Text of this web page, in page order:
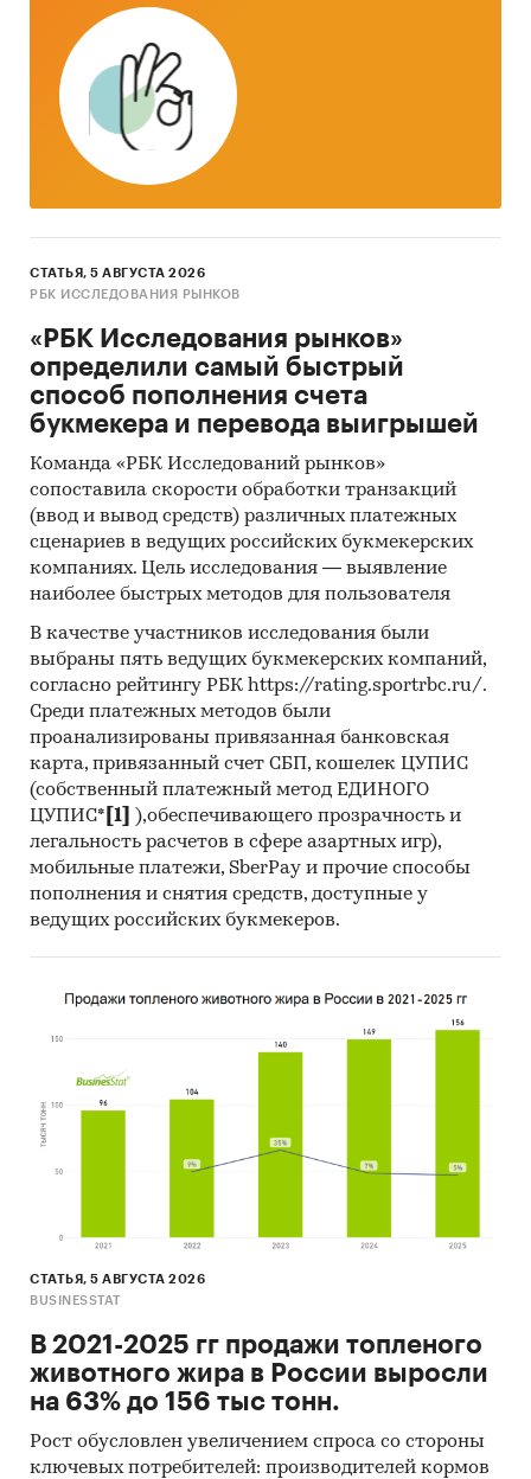
эксплуатация и объем покупок столов
баланс спроса и предложения, складские
запасы столов
В обзоре приведена детализация
производства по видам столов:
журнальные столы
обеденные столы
письменные столы
прочие столы
Приведены финансовые рейтинги
Аскона-Век, Бюрократ, Мебель Стиль,
Мебельная компания «Лером», Мебельная
фабрика «Мария», Мебельная компания
«Катюша», Мебельная компания «Шатура»,
Орма Групп, Сиблайн, Стендмебель и другие.
При подготовке обзора используется
официальная статистика и собранные
данные.
Информация профильных ведомств:
Федеральная служба государственной
статистики
Федеральная таможенная служба
Федеральная налоговая служба
Таможенный союз ЕАЭС
показатели розничной торговли столами
оценки экспертов мебельной
промышленности
Мебель для кухни
Потребительские услуги
Рестораны /
СТАТЬЯ, 5 АВГУСТА 2026
РБК ИССЛЕДОВАНИЯ РЫНКОВ
«РБК Исследования рынков»
определили самый быстрый
способ пополнения счета
букмекера и перевода выигрышей
Команда «РБК Исследований рынков»
сопоставила скорости обработки транзакций
(ввод и вывод средств) различных платежных
сценариев в ведущих российских букмекерских
компаниях. Цель исследования — выявление
наиболее быстрых методов для пользователя
В качестве участников исследования были
выбраны пять ведущих букмекерских компаний,
согласно рейтингу РБК https://rating.sportrbc.ru/.
Среди платежных методов были
проанализированы привязанная банковская
карта, привязанный счет СБП, кошелек ЦУПИС
(собственный платежный метод ЕДИНОГО
ЦУПИС* [1]
),обеспечивающего прозрачность и
легальность расчетов в сфере азартных игр),
мобильные платежи, SberPay и прочие способы
пополнения и снятия средств, доступные у
ведущих российских букмекеров.
СТАТЬЯ, 5 АВГУСТА 2026
BUSINESSTAT
В 2021-2025 гг продажи топленого
животного жира в России выросли
на 63% до 156 тыс тонн.
Рост обусловлен увеличением спроса со стороны
ключевых потребителей: производителей кормов